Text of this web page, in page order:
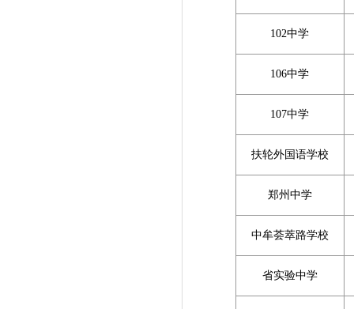
102中学
106中学
107中学
扶轮外国语学校
郑州中学
中牟荟萃路学校
省实验中学